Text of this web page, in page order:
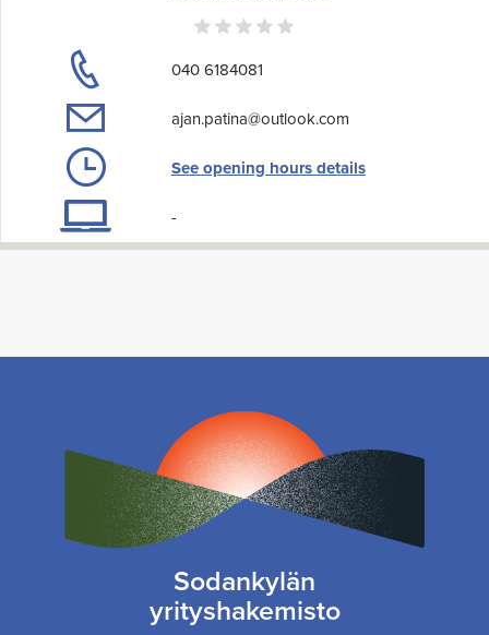
040 6184081
ajan.patina@outlook.com
See opening hours details
-
Sodankylän
yrityshakemisto